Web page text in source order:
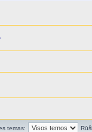
temas: